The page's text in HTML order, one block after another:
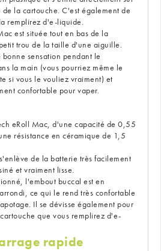
la cartouche. C'est également de
remplirez d'e-liquide.
est située tout en bas de la
trou de la taille d'une aiguille.
sensation pendant le
la main (vous pourriez même le
si vous le vouliez vraiment) et
confortable pour vaper.
eRoll Mac, d'une capacité de 0,55
résistance en céramique de 1,5
de la batterie très facilement
et vraiment lisse.
l'embout buccal est en
ce qui le rend très confortable
Il se dévisse également pour
que vous remplirez d'e-
rapide